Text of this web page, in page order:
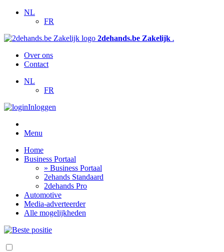
NL
FR
2dehands.be Zakelijk .
Over ons
Contact
NL
FR
Inloggen
Menu
Home
Business Portaal
» Business Portaal
2ehands Standaard
2dehands Pro
Automotive
Media-adverteerder
Alle mogelijkheden